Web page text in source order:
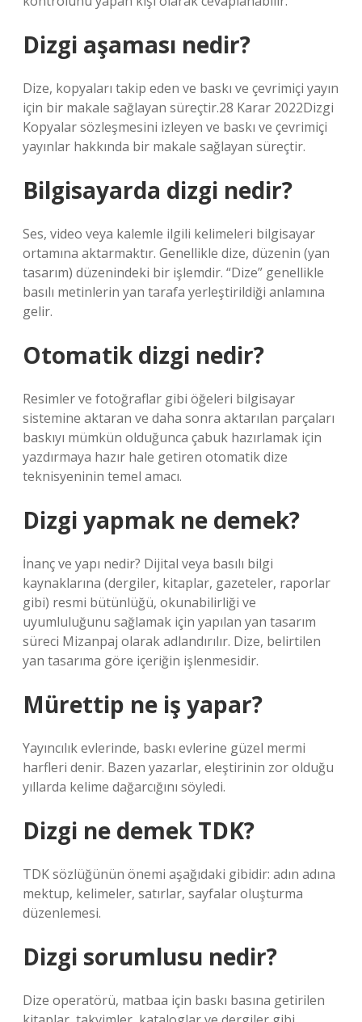
Dizgi aşaması nedir?
Dize, kopyaları takip eden ve baskı ve çevrimiçi yayın
için bir makale sağlayan süreçtir.28 Karar 2022Dizgi
Kopyalar sözleşmesini izleyen ve baskı ve çevrimiçi
yayınlar hakkında bir makale sağlayan süreçtir.
Bilgisayarda dizgi nedir?
Ses, video veya kalemle ilgili kelimeleri bilgisayar
ortamına aktarmaktır. Genellikle dize, düzenin (yan
tasarım) düzenindeki bir işlemdir. “Dize” genellikle
basılı metinlerin yan tarafa yerleştirildiği anlamına
gelir.
Otomatik dizgi nedir?
Resimler ve fotoğraflar gibi öğeleri bilgisayar
sistemine aktaran ve daha sonra aktarılan parçaları
baskıyı mümkün olduğunca çabuk hazırlamak için
yazdırmaya hazır hale getiren otomatik dize
teknisyeninin temel amacı.
Dizgi yapmak ne demek?
İnanç ve yapı nedir? Dijital veya basılı bilgi
kaynaklarına (dergiler, kitaplar, gazeteler, raporlar
gibi) resmi bütünlüğü, okunabilirliği ve
uyumluluğunu sağlamak için yapılan yan tasarım
süreci Mizanpaj olarak adlandırılır. Dize, belirtilen
yan tasarıma göre içeriğin işlenmesidir.
Mürettip ne iş yapar?
Yayıncılık evlerinde, baskı evlerine güzel mermi
harfleri denir. Bazen yazarlar, eleştirinin zor olduğu
yıllarda kelime dağarcığını söyledi.
Dizgi ne demek TDK?
TDK sözlüğünün önemi aşağıdaki gibidir: adın adına
mektup, kelimeler, satırlar, sayfalar oluşturma
düzenlemesi.
Dizgi sorumlusu nedir?
Dize operatörü, matbaa için baskı basına getirilen